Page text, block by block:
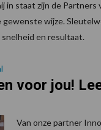
in staat zijn de Partners
gewenste wijze.
en resultaat.
voor jou!
Van onze partner